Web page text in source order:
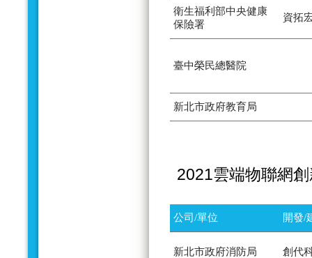
衛生福利部中央健康
保險署
資拓
臺中榮民總醫院
新北市政府教育局
2021雲端物聯網
公司/單位 開發/
新北市政府消防局 創代